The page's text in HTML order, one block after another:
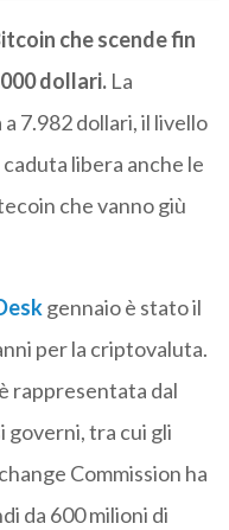
che scende fin
dollari.La
7.982 dollari, il livello
libera anche le
che vanno giù
gennaio è stato il
per la criptovaluta.
rappresentata dal
governi, tra cui gli
Commission ha
da 600 milioni di